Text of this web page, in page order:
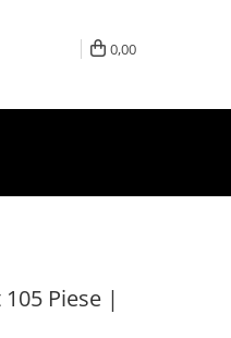
0,00
Piese |